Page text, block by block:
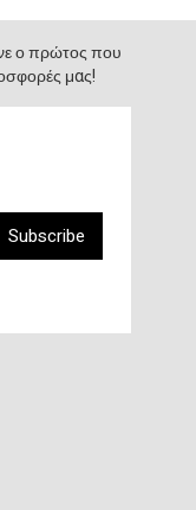
ο πρώτος που
μας!
Subscribe